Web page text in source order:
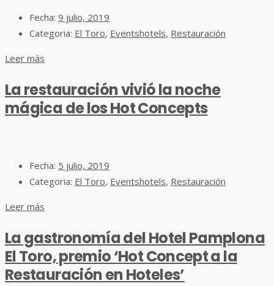
Fecha: 9 julio, 2019
Categoria: El Toro, Eventshotels, Restauración
Leer más
La restauración vivió la noche
mágica de los Hot Concepts
Fecha: 5 julio, 2019
Categoria: El Toro, Eventshotels, Restauración
Leer más
La gastronomía del Hotel Pamplona
El Toro, premio ‘Hot Concept a la
Restauración en Hoteles’